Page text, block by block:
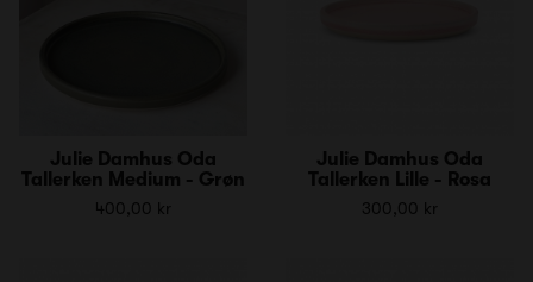
Julie Damhus Oda
Tallerken Medium - Grøn
400,00 kr
Julie Damhus Oda
Tallerken Lille - Rosa
300,00 kr